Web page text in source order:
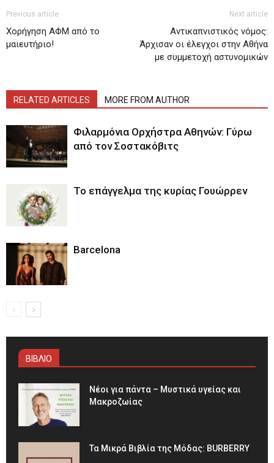
Previous article
Χορήγηση ΑΦΜ από το
μαιευτήριο!
Next article
Αντικαπνιστικός νόμος:
Άρχισαν οι έλεγχοι στην Αθήνα
με συμμετοχή αστυνομικών
RELATED ARTICLES MORE FROM AUTHOR
Φιλαρμόνια Ορχήστρα Αθηνών: Γύρω
από τον Σοστακόβιτς
Το επάγγελμα της κυρίας Γουώρρεν
Barcelona
ΒΙΒΛΙΟ
Νέοι για πάντα – Μυστικά υγείας και
Μακροζωίας
Τα Μικρά Βιβλία της Μόδας: BURBERRY